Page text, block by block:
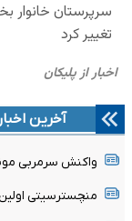
آخرین اخبار
واکنش سرمربی
منچسترسیتی اولین